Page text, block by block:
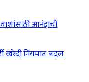
आनंदाची
खरेदी नियमात बदल